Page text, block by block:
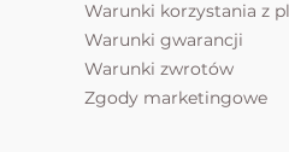
Warunki korzystania z
Warunki gwarancji
Warunki zwrotów
Zgody marketingowe